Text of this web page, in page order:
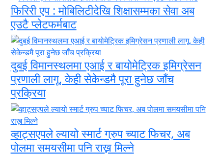
फिरिरी एप : मोबिलिटीदेखि शिक्षासम्मका सेवा अब
एउटै प्लेटफर्मबाट
दुबई विमानस्थलमा एआई र बायोमेट्रिक इमिग्रेसन
प्रणाली लागू, केही सेकेन्डमै पूरा हुनेछ जाँच
प्रक्रिया
व्हाट्सएपले ल्यायो स्मार्ट ग्रुप च्याट फिचर, अब
पोलमा समयसीमा पनि राख्न मिल्ने